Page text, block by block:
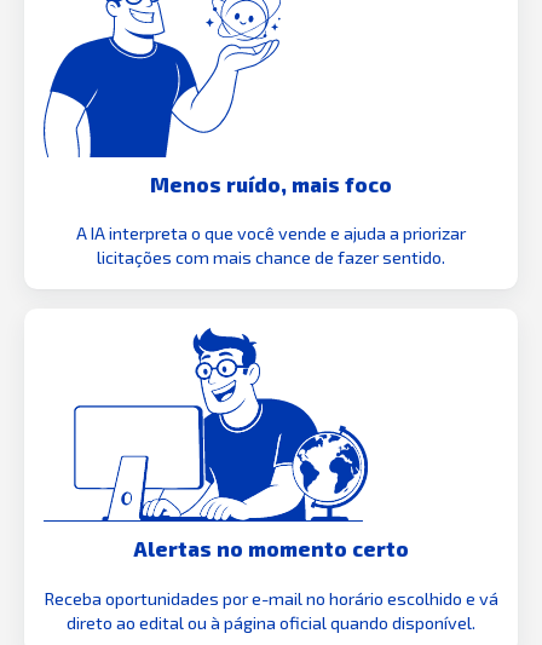
Menos ruído, mais foco
A IA interpreta o que você vende e ajuda a priorizar
licitações com mais chance de fazer sentido.
Alertas no momento certo
Receba oportunidades por e-mail no horário escolhido e vá
direto ao edital ou à página oficial quando disponível.